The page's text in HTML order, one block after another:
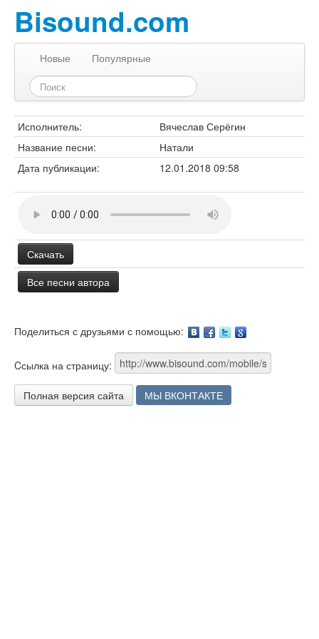
Bisound.com
Новые Популярные
Исполнитель:
Вячеслав Серёгин
Название песни:
Натали
Дата публикации:
12.01.2018 09:58
Скачать
Все песни автора
Поделиться с друзьями с помощью:
Cсылка на страницу:
Полная версия сайта МЫ ВКОНТАКТЕ